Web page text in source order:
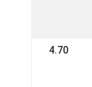
4.70